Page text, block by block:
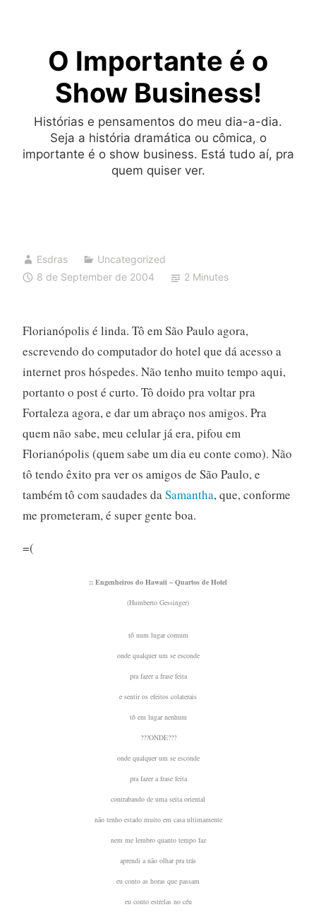
O Importante é o
Show Business!
Histórias e pensamentos do meu dia-a-dia.
Seja a história dramática ou cômica, o
importante é o show business. Está tudo aí, pra
quem quiser ver.
Esdras
Uncategorized
8 de September de 2004
2 Minutes
Florianópolis é linda. Tô em São Paulo agora,
escrevendo do computador do hotel que dá acesso a
internet pros hóspedes. Não tenho muito tempo aqui,
portanto o post é curto. Tô doido pra voltar pra
Fortaleza agora, e dar um abraço nos amigos. Pra
quem não sabe, meu celular já era, pifou em
Florianópolis (quem sabe um dia eu conte como). Não
tô tendo êxito pra ver os amigos de São Paulo, e
também tô com saudades daSamantha, que, conforme
me prometeram, é super gente boa.
=(
:: Engenheiros do Hawaii – Quartos de Hotel
(Humberto Gessinger)
tô num lugar comum
onde qualquer um se esconde
pra fazer a frase feita
e sentir os efeitos colaterais
tô em lugar nenhum
???ONDE???
onde qualquer um se esconde
pra fazer a frase feita
contrabando de uma seita oriental
não tenho estado muito em casa ultimamente
nem me lembro quanto tempo faz
aprendi a não olhar pra trás
eu conto as horas que passam
eu conto estrelas no céu